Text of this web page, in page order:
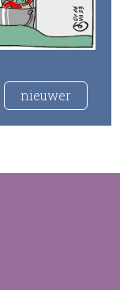
nieuwer